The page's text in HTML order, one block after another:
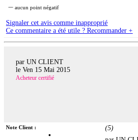
aucun point négatif
Signaler cet avis comme inapproprié
Ce commentaire a été utile ? Recommander +
par UN CLIENT
le Ven 15 Mai 2015
Acheteur certifié
Note Client : (5)